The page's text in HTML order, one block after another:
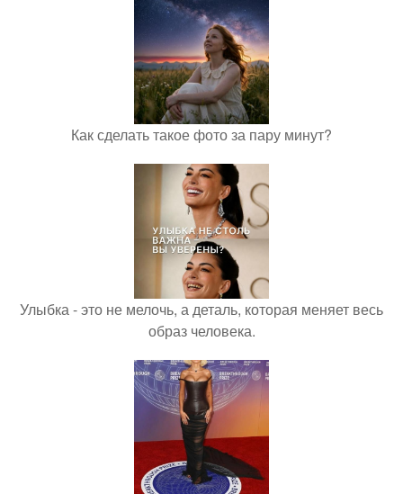
Как сделать такое фото за пару минут?
Улыбка - это не мелочь, а деталь, которая меняет весь
образ человека.